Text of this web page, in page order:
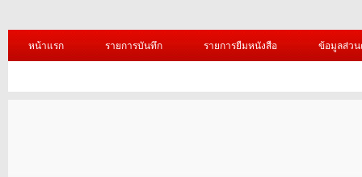
หน้าแรก รายการบันทึก รายการยืมหนังสือ ข้อมูลส่ว